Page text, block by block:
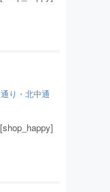
り・北中通